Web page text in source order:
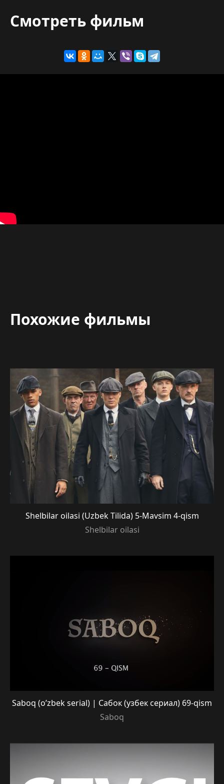
Смотреть фильм
Похожие фильмы
Shelbilar oilasi (Uzbek Tilida) 5-Mavsim 4-qism
Shelbilar oilasi
Saboq (o’zbek serial) | Сабок (узбек сериал) 69-qism
Saboq